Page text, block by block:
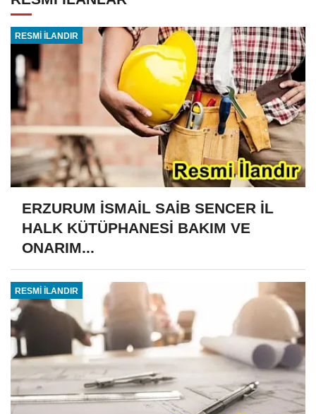
RESMİ İLANDIR
ERZURUM İSMAİL SAİB SENCER İL
HALK KÜTÜPHANESİ BAKIM VE
ONARIM...
RESMİ İLANDIR